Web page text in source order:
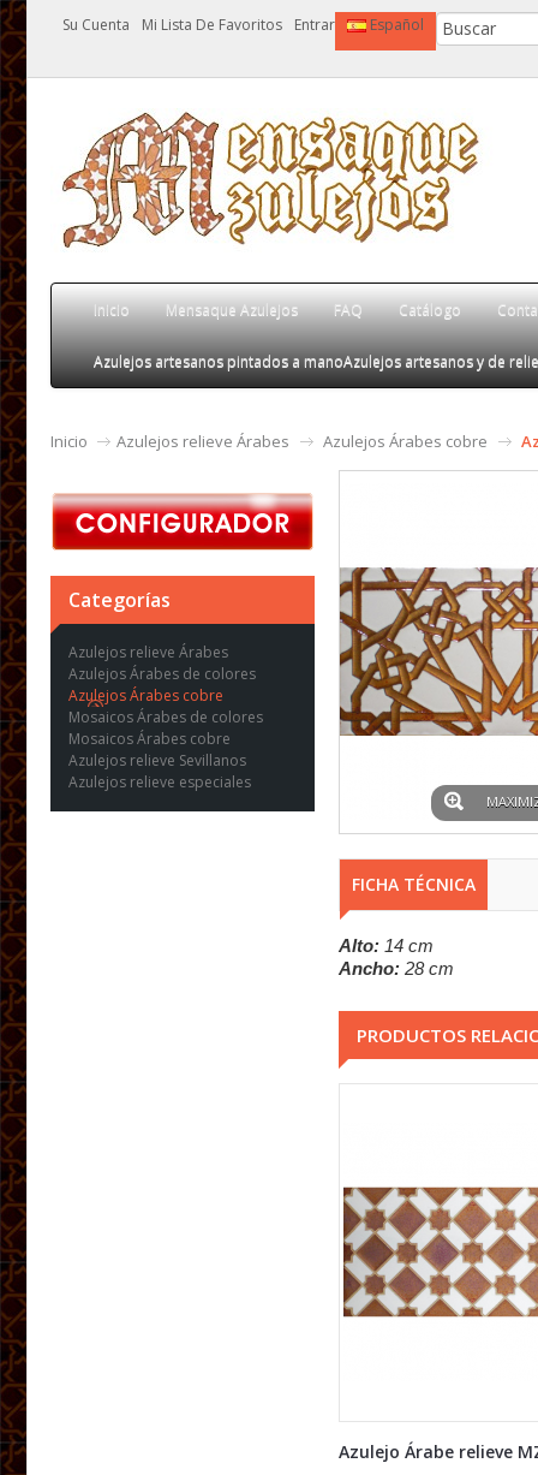
Su Cuenta Mi Lista De Favoritos Entrar Español
Inicio Mensaque Azulejos FAQ Catálogo
Azulejos artesanos pintados a manoAzulejos artesanos y de
Inicio Azulejos relieve Árabes Azulejos Árabes cobre
Categorías
Azulejos relieve Árabes
Azulejos Árabes de colores
Azulejos Árabes cobre
Mosaicos Árabes de colores
Mosaicos Árabes cobre
Azulejos relieve Sevillanos
Azulejos relieve especiales
FICHA TÉCNICA
Alto: 14 cm
Ancho: 28 cm
PRODUCTOS
Azulejo Árabe relieve